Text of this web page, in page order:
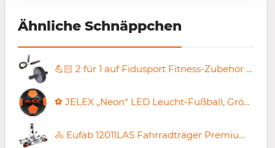
Ähnliche Schnäppchen
💪🏻 2 für 1 auf Fidusport Fitness-Zubehör – z.B. 2x Springseil für 9,98€ (statt 20€)
⚽️ JELEX „Neon“ LED Leucht-Fußball, Größe 5 für 14,95€ (statt 26€)
🚴 Eufab 12011LAS Fahrradträger Premium (2 Fahrräder) für 212,48€ (statt 248€)